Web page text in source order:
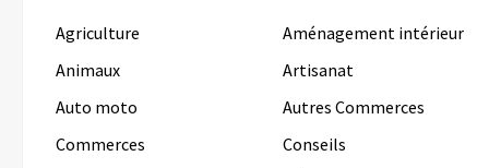
Agriculture
Aménagement intérieur
Animaux
Artisanat
Auto moto
Autres Commerces
Commerces
Conseils